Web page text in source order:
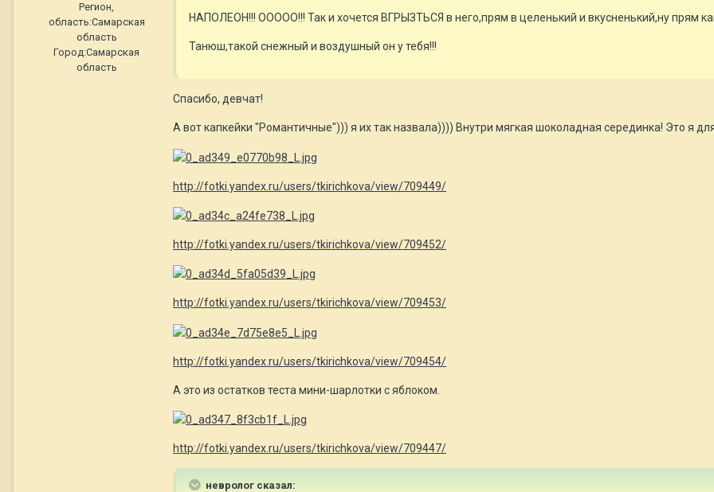
Регион,
область:Самарская
область
Город:Самарская
область
НАПОЛЕОН!!! ООООО!!! Так и хочется ВГРЫЗТЬСЯ в него,прям в целенький и вкусненький,ну прям
Танюш,такой снежный и воздушный он у тебя!!!
Спасибо, девчат!
А вот капкейки "Романтичные"))) я их так назвала)))) Внутри мягкая шоколадная серединка! Это я
http://fotki.yandex.ru/users/tkirichkova/view/709449/
http://fotki.yandex.ru/users/tkirichkova/view/709452/
http://fotki.yandex.ru/users/tkirichkova/view/709453/
http://fotki.yandex.ru/users/tkirichkova/view/709454/
А это из остатков теста мини-шарлотки с яблоком.
http://fotki.yandex.ru/users/tkirichkova/view/709447/
невролог сказал: